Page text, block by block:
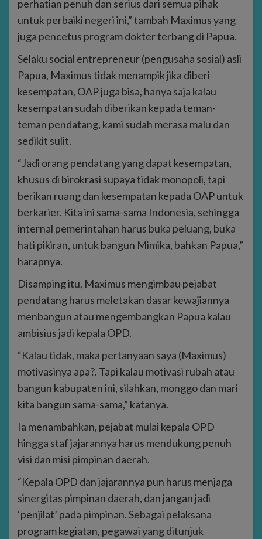
perhatian penuh dan serius dari semua pihak
untuk perbaiki negeri ini,” tambah Maximus yang
juga pencetus program dokter terbang di Papua.
Selaku social entrepreneur (pengusaha sosial) asli
Papua, Maximus tidak menampik jika diberi
kesempatan, OAP juga bisa, hanya saja kalau
kesempatan sudah diberikan kepada teman-
teman pendatang, kami sudah merasa malu dan
sedikit sulit.
“Jadi orang pendatang yang dapat kesempatan,
khusus di birokrasi supaya tidak monopoli, tapi
berikan ruang dan kesempatan kepada OAP untuk
berkarier. Kita ini sama-sama Indonesia, sehingga
internal pemerintahan harus buka peluang, buka
hati pikiran, untuk bangun Mimika, bahkan Papua,”
harapnya.
Disamping itu, Maximus mengimbau pejabat
pendatang harus meletakan dasar kewajiannya
menbangun atau mengembangkan Papua kalau
ambisius jadi kepala OPD.
“Kalau tidak, maka pertanyaan saya (Maximus)
motivasinya apa?. Tapi kalau motivasi rubah atau
bangun kabupaten ini, silahkan, monggo dan mari
kita bangun sama-sama,” katanya.
Ia menambahkan, pejabat mulai kepala OPD
hingga staf jajarannya harus mendukung penuh
visi dan misi pimpinan daerah.
“Kepala OPD dan jajarannya pun harus menjaga
sinergitas pimpinan daerah, dan jangan jadi
‘penjilat’ pada pimpinan. Sebagai pelaksana
program kegiatan, pegawai yang ditunjuk